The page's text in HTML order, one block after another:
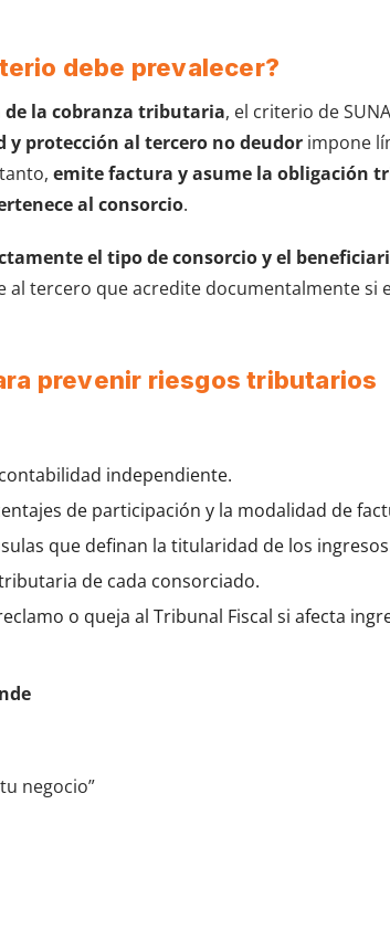
debe prevalecer?
de la cobranza tributaria, el criterio de
y protección al tercero no deudor impone
emite factura y asume la obligación
al consorcio.
el tipo de consorcio y el
al tercero que acredite documentalmente si
prevenir riesgos tributarios
independiente.
de participación y la modalidad de
que definan la titularidad de los
de cada consorciado.
o queja al Tribunal Fiscal si afecta
negocio”